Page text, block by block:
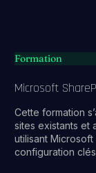
Formation
Microsoft
Cette formation
sites existants et
utilisant
configuration clés